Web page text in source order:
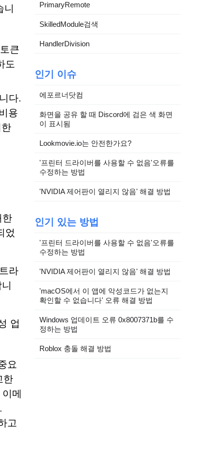
큰
도
다.
용
한
었
라
업
요
한
메
고
PrimaryRemote
SkilledModule검색
HandlerDivision
인기 이슈
에포르너닷컴
화면을 공유 할 때 Discord에 검은 색 화면
이 표시됨
Lookmovie.io는 안전한가요?
'프린터 드라이버를 사용할 수 없음'오류를
수정하는 방법
'NVIDIA 제어판이 열리지 않음' 해결 방법
인기 있는 방법
'프린터 드라이버를 사용할 수 없음'오류를
수정하는 방법
'NVIDIA 제어판이 열리지 않음' 해결 방법
'macOS에서 이 앱에 악성코드가 없는지
확인할 수 없습니다' 오류 해결 방법
Windows 업데이트 오류 0x8007371b를 수
정하는 방법
Roblox 충돌 해결 방법